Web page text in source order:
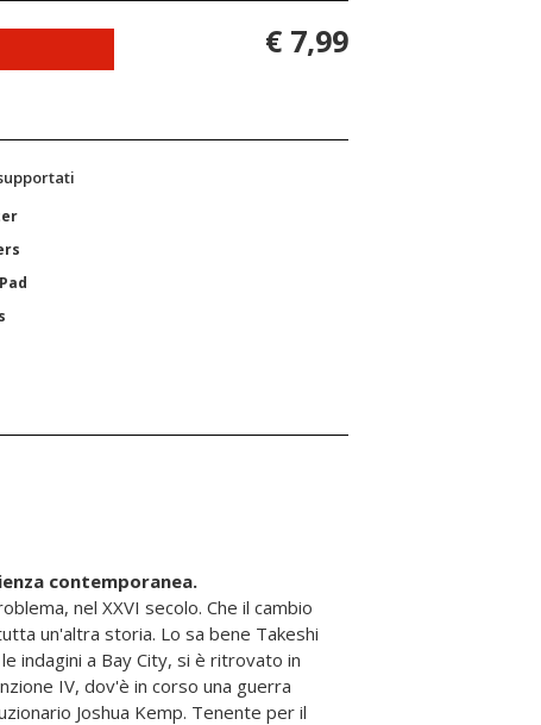
€ 7,99
contemporanea.
nel XXVI secolo. Che il cambio
un'altra storia. Lo sa bene Takeshi
indagini a Bay City, si è ritrovato in
IV, dov'è in corso una guerra
Joshua Kemp. Tenente per il